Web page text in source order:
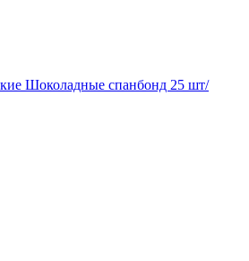
Шоколадные спанбонд 25 шт/